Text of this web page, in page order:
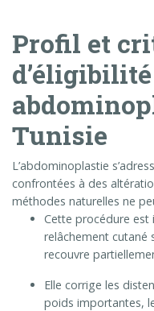
Profil et
Tunisie
L’abdominoplastie
confrontées à des
méthodes naturelles ne
Cette procédure est
relâchement cutané
recouvre
Elle corrige les
poids importantes,